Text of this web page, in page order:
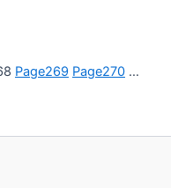
Page269 Page270 …